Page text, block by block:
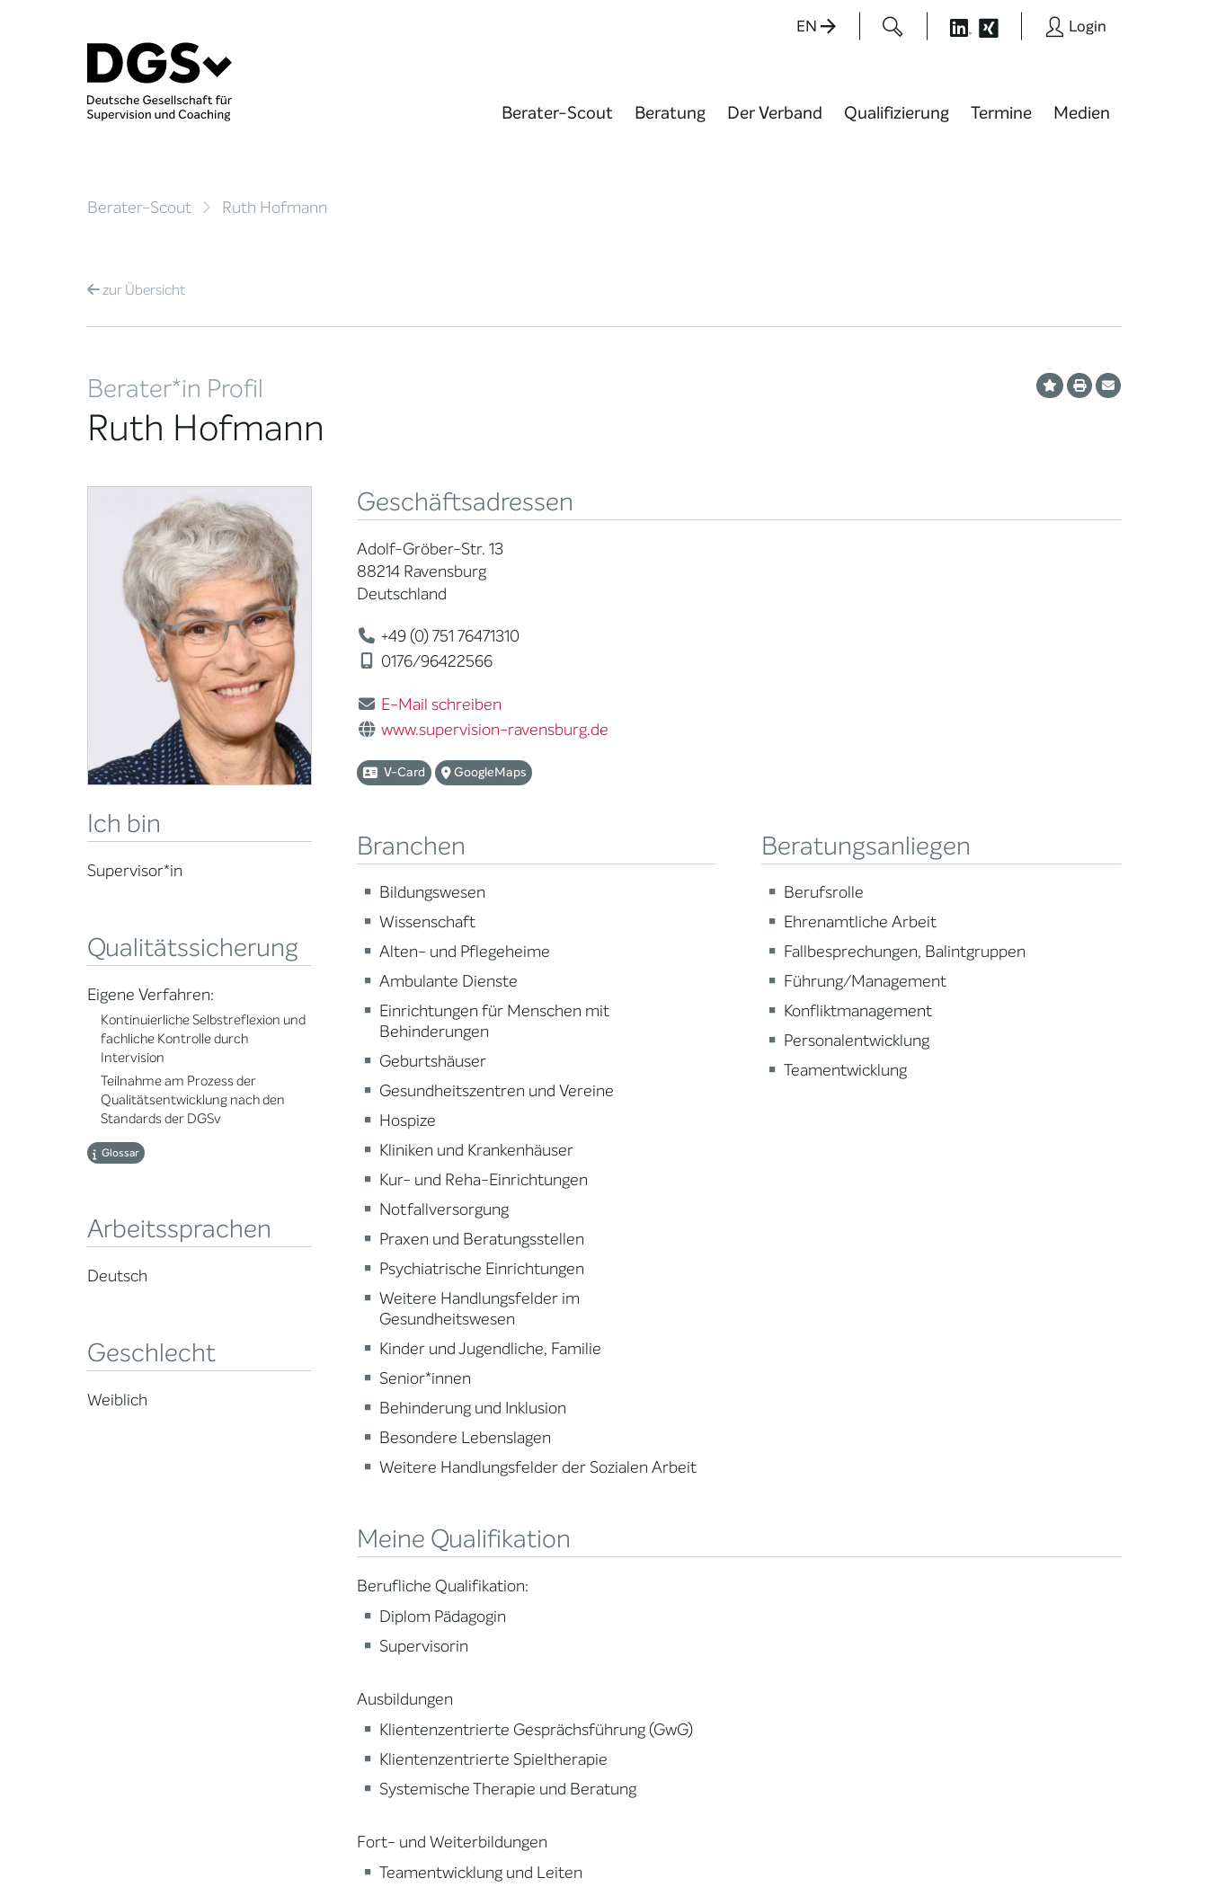
EN Login
Berater-Scout Beratung Der Verband Qualifizierung Termine Medien
Berater-Scout Ruth Hofmann
zurÜbersicht
Berater*in Profil
Ruth Hofmann
Ich bin
Supervisor*in
Qualitätssicherung
Eigene Verfahren:
Kontinuierliche Selbstreflexion und
fachliche Kontrolle durch
Intervision
Teilnahme am Prozess der
Qualitätsentwicklung nach den
Standards der DGSv
Glossar
Arbeitssprachen
Deutsch
Geschlecht
Weiblich
Geschäftsadressen
Adolf-Gröber-Str. 13
88214 Ravensburg
Deutschland
+49 (0) 751 76471310
0176/96422566
E-Mail schreiben
www.supervision-ravensburg.de
V-Card GoogleMaps
Branchen
Bildungswesen
Wissenschaft
Alten- und Pflegeheime
Ambulante Dienste
Einrichtungen für Menschen mit
Behinderungen
Geburtshäuser
Gesundheitszentren und Vereine
Hospize
Kliniken und Krankenhäuser
Kur- und Reha-Einrichtungen
Notfallversorgung
Praxen und Beratungsstellen
Psychiatrische Einrichtungen
Weitere Handlungsfelder im
Gesundheitswesen
Kinder und Jugendliche, Familie
Senior*innen
Behinderung und Inklusion
Besondere Lebenslagen
Weitere Handlungsfelder der Sozialen Arbeit
Beratungsanliegen
Berufsrolle
Ehrenamtliche Arbeit
Fallbesprechungen, Balintgruppen
Führung/Management
Konfliktmanagement
Personalentwicklung
Teamentwicklung
Meine Qualifikation
Berufliche Qualifikation:
Diplom Pädagogin
Supervisorin
Ausbildungen
Klientenzentrierte Gesprächsführung (GwG)
Klientenzentrierte Spieltherapie
Systemische Therapie und Beratung
Fort- und Weiterbildungen
Teamentwicklung und Leiten